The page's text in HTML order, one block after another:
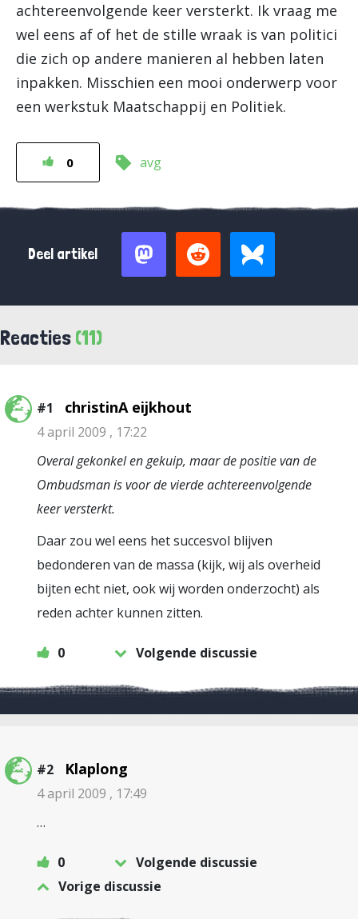
achtereenvolgende keer versterkt. Ik vraag me
wel eens af of het de stille wraak is van politici
die zich op andere manieren al hebben laten
inpakken. Misschien een mooi onderwerp voor
een werkstuk Maatschappij en Politiek.
0 avg
Deel artikel
Reacties (11)
#1 christinA eijkhout
4 april 2009 , 17:22
Overal gekonkel en gekuip, maar de positie van de
Ombudsman is voor de vierde achtereenvolgende
keer versterkt.
Daar zou wel eens het succesvol blijven
bedonderen van de massa (kijk, wij als overheid
bijten echt niet, ook wij worden onderzocht) als
reden achter kunnen zitten.
0 Volgende discussie
#2 Klaplong
4 april 2009 , 17:49
…
0
Volgende discussie
Vorige discussie